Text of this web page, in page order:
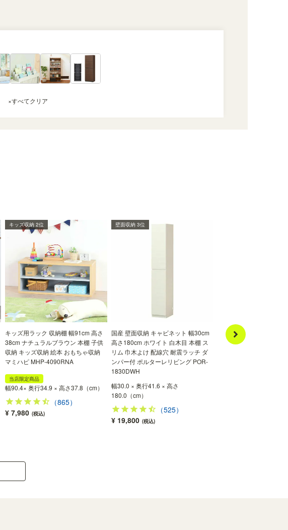
×すべてクリア
キッズ用ラック 収納棚 幅91cm 高さ
38cm ナチュラルブラウン 本棚 子供
収納 キッズ収納 絵本 おもちゃ収納
マミハピ MHP-4090RNA
当店限定商品
キッズ収納 2位
幅90.4× 奥行34.9 × 高さ37.8（cm）
（865）
¥ 7,980 (税込)
国産 壁面収納 キャビネット 幅30cm
高さ180cm ホワイト 白木目 本棚 ス
リム 巾木よけ 配線穴 耐震ラッチ ダ
ンパー付 ポルターレリビング POR-
1830DWH
壁面収納 3位
幅30.0 × 奥行41.6 × 高さ
180.0（cm）
（525）
¥ 19,800 (税込)
キャビネット 幅60cm 高
扉付 引出付き リビング